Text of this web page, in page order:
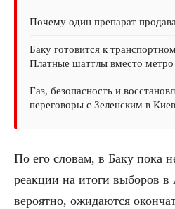
Почему один препарат
Баку готовится к
Платные шаттлы вместо метро
Газ, безопасность и
переговоры с Зеленским в
По его словам, в Баку пока
реакции на итоги выборов в
вероятно, ожидаются